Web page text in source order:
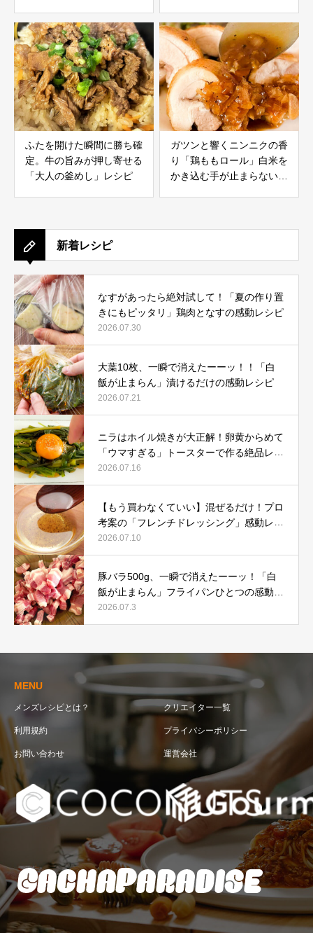
ふたを開けた瞬間に勝ち確
定。牛の旨みが押し寄せる
「大人の釜めし」レシピ
ガツンと響くニンニクの香
り「鶏ももロール」白米を
かき込む手が止まらない
新着レシピ
なすがあったら絶対試して！「夏の作り置
きにもピッタリ」鶏肉となすの感動レシピ
2026.07.30
大葉10枚、一瞬で消えたーーッ！！「白
飯が止まらん」漬けるだけの感動レシピ
2026.07.21
ニラはホイル焼きが大正解！卵黄からめて
「ウマすぎる」トースターで作る絶品レシ
ピ
2026.07.16
【もう買わなくていい】混ぜるだけ！プロ
考案の「フレンチドレッシング」感動レシ
ピ
2026.07.10
豚バラ500g、一瞬で消えたーーッ！「白
飯が止まらん」フライパンひとつの感動レ
シピ
2026.07.3
MENU
メンズレシピとは？ クリエイター一覧
利用規約 プライバシーポリシー
お問い合わせ 運営会社